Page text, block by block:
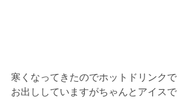
寒くなってきたのでホットドリンクで
お出ししていますがちゃんとアイスで